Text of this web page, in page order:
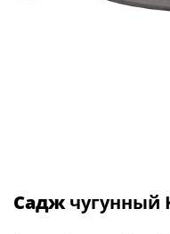
Садж чугунный